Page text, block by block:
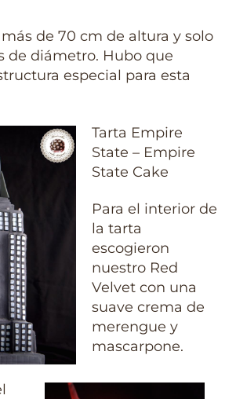
de 70 cm de altura y solo
de diámetro. Hubo que
especial para esta
Tarta Empire
State – Empire
State Cake
Para el interior de
la tarta
escogieron
nuestro Red
Velvet con una
suave crema de
merengue y
mascarpone.